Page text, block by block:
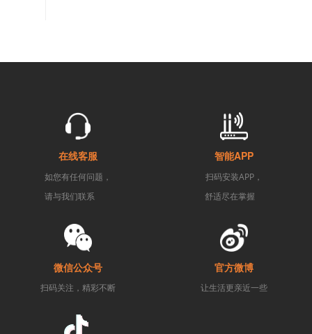
在线客服
如您有任何问题，
请与我们联系
智能APP
扫码安装APP，
舒适尽在掌握
微信公众号
扫码关注，精彩不断
官方微博
让生活更亲近一些